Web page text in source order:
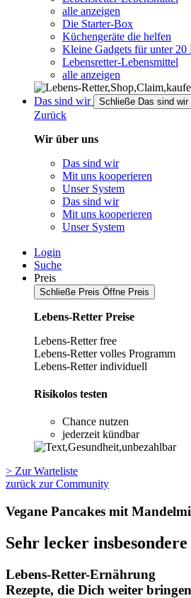
alle anzeigen
Die Starter-Box
Küchengeräte die helfen
Kleine Gadgets für unter 20
Lebensretter-Lebensmittel
alle anzeigen
Das sind wir Schließe Das sind wir
Zurück
Wir über uns
Das sind wir
Mit uns kooperieren
Unser System
Das sind wir
Mit uns kooperieren
Unser System
Login
Suche
Preis
Schließe Preis Öffne Preis
Lebens-Retter Preise
Lebens-Retter free
Lebens-Retter volles Programm
Lebens-Retter individuell
Risikolos testen
Chance nutzen
jederzeit kündbar
> Zur Warteliste
zurück zur Community
Vegane Pancakes mit
Sehr lecker
Lebens-Retter-Ernährung
Rezepte, die Dich weiter bringen